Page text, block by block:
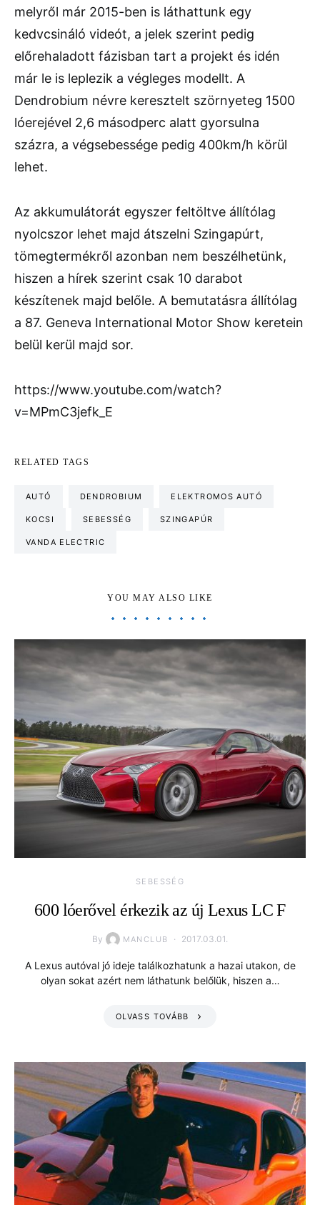
melyről már 2015-ben is láthattunk egy
kedvcsináló videót, a jelek szerint pedig
előrehaladott fázisban tart a projekt és idén
már le is leplezik a végleges modellt. A
Dendrobium névre keresztelt szörnyeteg 1500
lóerejével 2,6 másodperc alatt gyorsulna
százra, a végsebessége pedig 400km/h körül
lehet.
Az akkumulátorát egyszer feltöltve állítólag
nyolcszor lehet majd átszelni Szingapúrt,
tömegtermékről azonban nem beszélhetünk,
hiszen a hírek szerint csak 10 darabot
készítenek majd belőle. A bemutatásra állítólag
a 87. Geneva International Motor Show keretein
belül kerül majd sor.
https://www.youtube.com/watch?
v=MPmC3jefk_E
RELATED TAGS
AUTÓ DENDROBIUM ELEKTROMOS AUTÓ
KOCSI SEBESSÉG SZINGAPÚR
VANDA ELECTRIC
YOU MAY ALSO LIKE
SEBESSÉG
600 lóerővel érkezik az új Lexus LC F
By MANCLUB 2017.03.01.
A Lexus autóval jó ideje találkozhatunk a hazai utakon, de
olyan sokat azért nem láthatunk belőlük, hiszen a…
OLVASS TOVÁBB